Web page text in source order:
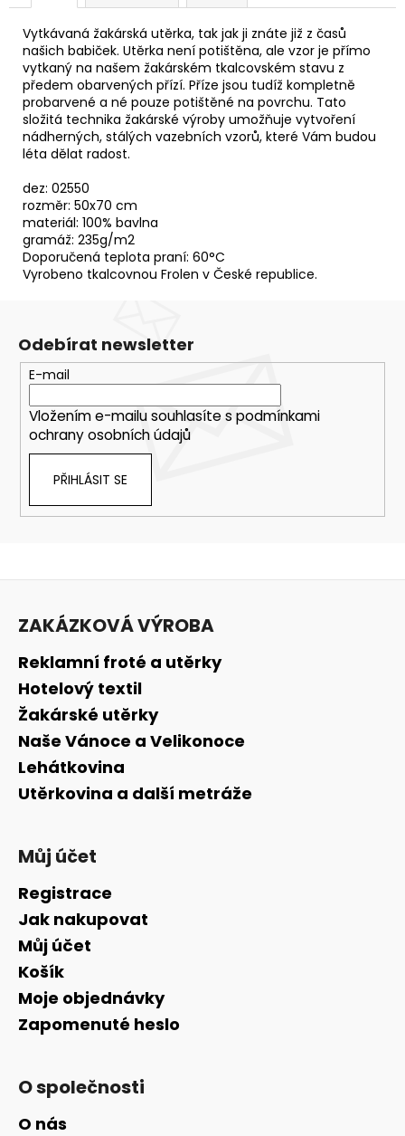
Vytkávaná žakárská utěrka, tak jak ji znáte již z časů
našich babiček. Utěrka není potištěna, ale vzor je přímo
vytkaný na našem žakárském tkalcovském stavu z
předem obarvených přízí. Příze jsou tudíž kompletně
probarvené a né pouze potištěné na povrchu. Tato
složitá technika žakárské výroby umožňuje vytvoření
nádherných, stálých vazebních vzorů, které Vám budou
léta dělat radost.
dez: 02550
rozměr: 50x70 cm
materiál: 100% bavlna
gramáž: 235g/m2
Doporučená teplota praní: 60°C
Vyrobeno tkalcovnou Frolen v České republice.
RUČNÍK
BERUŠKA
ZEL.ŽLUTÁ
50X90
113,50
Kč
Odebírat newsletter
E-mail
Vložením e-mailu souhlasíte s podmínkami
ochrany osobních údajů
PŘIHLÁSIT SE
ZAKÁZKOVÁ VÝROBA
Reklamní froté a utěrky
Hotelový textil
Žakárské utěrky
Naše Vánoce a Velikonoce
Lehátkovina
Utěrkovina a další metráže
Můj účet
Registrace
Jak nakupovat
Můj účet
Košík
Moje objednávky
Zapomenuté heslo
O společnosti
O nás